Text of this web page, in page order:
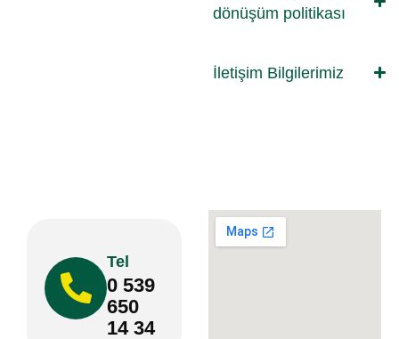
dönüşüm politikası
İletişim Bilgilerimiz
Tel
0 539
650
14 34